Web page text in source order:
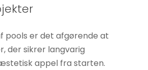
pools er det afgørende at
der sikrer langvarig
appel fra starten.